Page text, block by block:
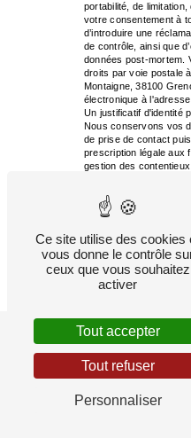
portabilité, de limitation,
votre consentement à
d’introduire une
de contrôle, ainsi que
données post-mortem.
droits par voie postale
Montaigne, 38100
électronique à
Un justificatif d'identité
Nous conservons vos
de prise de contact
prescription légale aux
gestion des
vous inscrire sur la
démarchage
adresse:Bloctel.gouv.fr
pour plus
- 2026 -
Mentions légales
Ce site utilise des cookies
vous donne le contrôle
ceux que vous souhaitez
activer
Tout accepter
Tout refuser
Personnaliser